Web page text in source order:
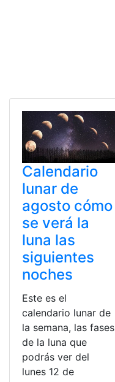
Calendario
lunar de
agosto cómo
se verá la
luna las
siguientes
noches
Este es el
calendario lunar de
la semana, las fases
de la luna que
podrás ver del
lunes 12 de